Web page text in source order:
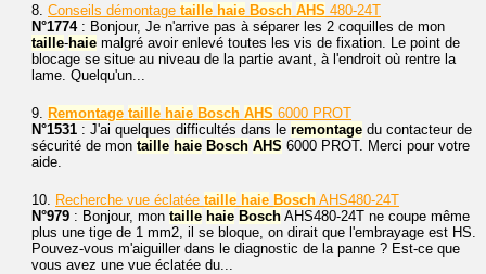
8. Conseils démontage taille haie Bosch AHS 480-24T
N°1774: Bonjour, Je n'arrive pas à séparer les 2 coquilles de mon
taille-haie malgré avoir enlevé toutes les vis de fixation. Le point de
blocage se situe au niveau de la partie avant, à l'endroit où rentre la
lame. Quelqu'un...
9. Remontage taille haie Bosch AHS 6000 PROT
N°1531 : J'ai quelques difficultés dans le remontage du contacteur de
sécurité de mon taille haie Bosch AHS 6000 PROT. Merci pour votre
aide.
10. Recherche vue éclatée taille haie Bosch AHS480-24T
N°979 : Bonjour, mon taille haie Bosch AHS480-24T ne coupe même
plus une tige de 1 mm2, il se bloque, on dirait que l'embrayage est HS.
Pouvez-vous m'aiguiller dans le diagnostic de la panne ? Est-ce que
vous avez une vue éclatée du...